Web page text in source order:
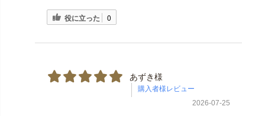
役に立った 0
あずき様
2026-07-25